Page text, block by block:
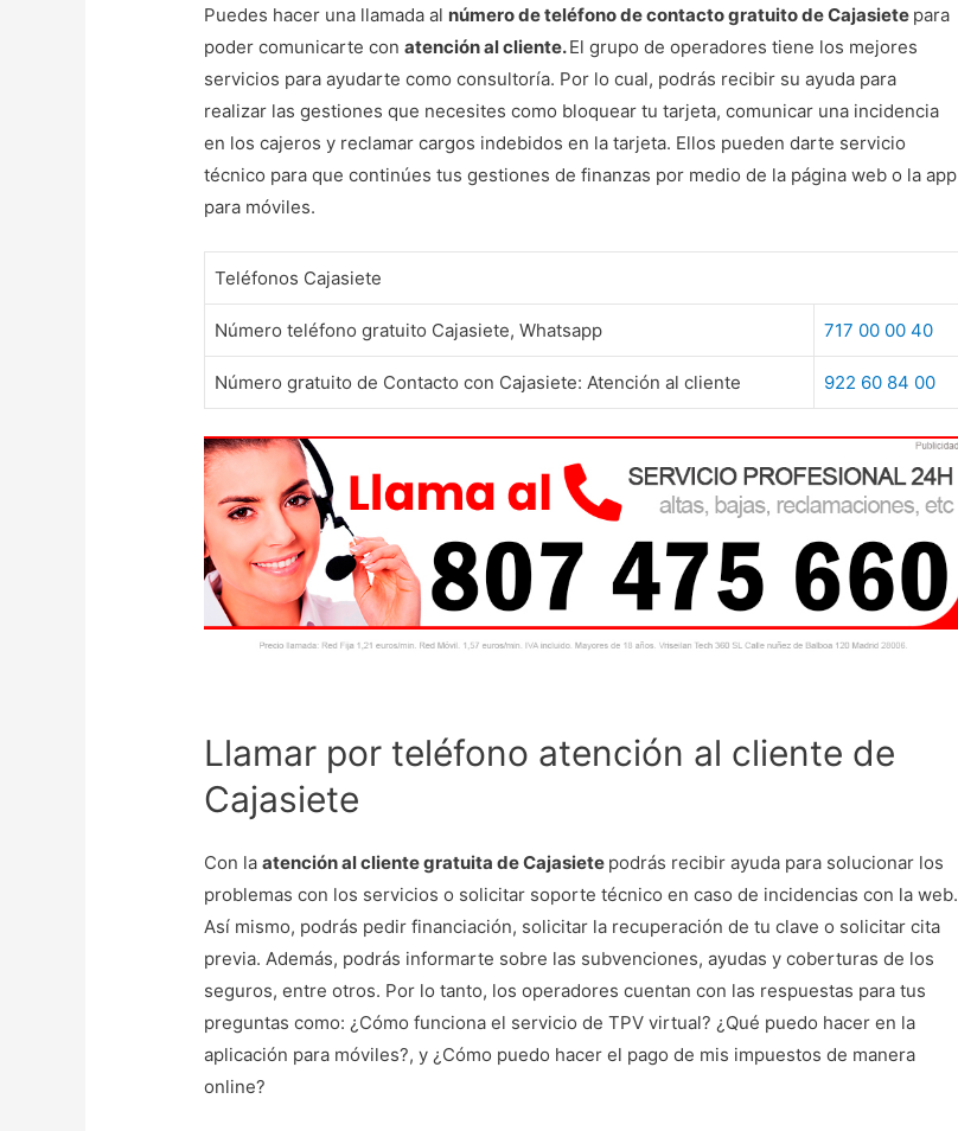
Puedes hacer una llamada al número de teléfono de contacto gratuito de Cajasiete para
poder comunicarte conatención al cliente.El grupo de operadores tiene los mejores
servicios para ayudarte como consultoría. Por lo cual, podrás recibir su ayuda para
realizar las gestiones que necesites como bloquear tu tarjeta, comunicar una incidencia
en los cajeros y reclamar cargos indebidos en la tarjeta. Ellos pueden darte servicio
técnico para que continúes tus gestiones de finanzas por medio de la página web o la app
para móviles.
Teléfonos Cajasiete
Número teléfono gratuito Cajasiete, Whatsapp 717 00 00 40
Número gratuito de Contacto con Cajasiete: Atención al cliente 922 60 84 00
Llamar por teléfono atención al cliente de
Cajasiete
Con laatención al cliente gratuita de Cajasiete podrás recibir ayuda para solucionar los
problemas con los servicios o solicitar soporte técnico en caso de incidencias con la web.
Así mismo, podrás pedir financiación, solicitar la recuperación de tu clave o solicitar cita
previa. Además, podrás informarte sobre las subvenciones, ayudas y coberturas de los
seguros, entre otros. Por lo tanto, los operadores cuentan con las respuestas para tus
preguntas como: ¿Cómo funciona el servicio de TPV virtual? ¿Qué puedo hacer en la
aplicación para móviles?, y ¿Cómo puedo hacer el pago de mis impuestos de manera
online?